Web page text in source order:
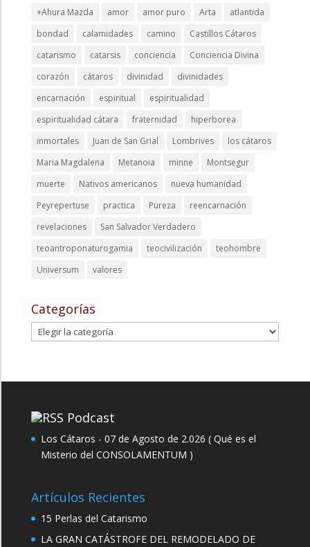
+Ahura Mazda amor amor puro Arta
atlantida
bondad
calamidades camino
Castillos Cátaros
catarismo
catarsis conciencia
Conciencia Divina
corazón
cátaros divinidad
divinidades
encarnación
espiritual
espiritualidad
espiritualidad cátara
fraternidad
hiperborea
inmortales
Juan de San Grial Lombrives
los cátaros
Maria Magdalena
Metanoia minne
Montsegur
muerte
Nativos americanos
nueva humanidad
Peyrepertuse
practica Pureza
reencarnación
revelaciones
San Salvador Verdadero
teoantroponaturogamia
teocivilización
teohombre
Universum
valores
Categorías
Categorías
Podcast
Los Cátaros - 07 de Agosto de 2.026 ( Qué es el
Misterio del CONSOLAMENTUM )
Artículos Recientes
15 Perlas del Catarismo
LA GRAN CATÁSTROFE DEL REMODELADO DE